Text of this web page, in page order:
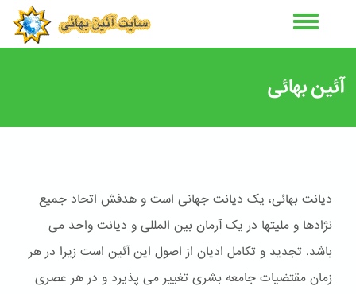
آئین بهائی
دیانت بهائی، یک دیانت جهانی است و هدفش اتحاد جمیع
نژادها و ملیتها در یک آرمان بین المللی و دیانت واحد می
باشد. تجدید و تکامل ادیان از اصول این آئین است زیرا در هر
زمان مقتضیات جامعه بشری تغییر می پذیرد و در هر عصری